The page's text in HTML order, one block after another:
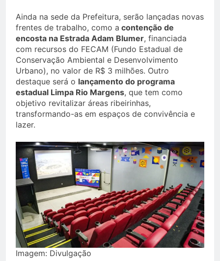
Ainda na sede da Prefeitura, serão lançadas novas
frentes de trabalho, como a contenção de
encosta na Estrada Adam Blumer, financiada
com recursos do FECAM (Fundo Estadual de
Conservação Ambiental e Desenvolvimento
Urbano), no valor de R$ 3 milhões. Outro
destaque será o lançamento do programa
estadual Limpa Rio Margens, que tem como
objetivo revitalizar áreas ribeirinhas,
transformando-as em espaços de convivência e
lazer.
Imagem: Divulgação